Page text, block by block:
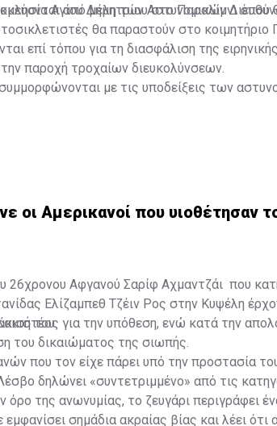
Αγίου Δημητρίου στο Παραλίμνι όπου
θα παραστούν στο κοιμητήριο
από μέλη των Αστυνομικών
επί τόπου για τη διασφάλιση της
παροχή τροχαίων διευκολύνσεων.
με τις υποδείξεις των
οι Αμερικανοί που υιοθέτησαν
26χρονου Αφγανού Σαρίφ Αχμαντζάι που
Ελίζαμπεθ Τζέιν Ρος στην Κυψέλη
του.για την υπόθεση, ενώ κατά την
του δικαιώματος της σιωπής.
που τον είχε πάρει υπό την προστασία
δηλώνει «συντετριμμένο» από τις
της ανωνυμίας, το ζευγάρι περιγράφει
σημάδια ακραίας βίας και λέει ότι